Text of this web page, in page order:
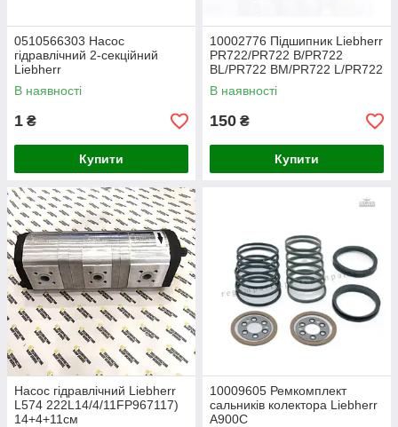
0510566303 Насос
гідравлічний 2-секційний
Liebherr
В наявності
1 ₴
Купити
10002776 Підшипник Liebherr
PR722/PR722 B/PR722
BL/PR722 BM/PR722 L/PR722
В наявності
150 ₴
Купити
Насос гідравлічний Liebherr
L574 222L14/4/11FP967117)
14+4+11см
10009605 Ремкомплект
сальників колектора Liebherr
A900C